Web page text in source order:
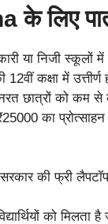
लिए
या निजी स्कूलों में
12वीं कक्षा में
छात्रों को कम
का
को मिलता